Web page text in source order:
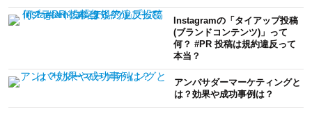
Instagramの「タイアップ投稿
(ブランドコンテンツ)」って
何？ #PR 投稿は規約違反って
本当？
アンバサダーマーケティングと
は？効果や成功事例は？